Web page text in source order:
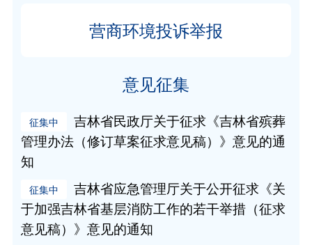
营商环境投诉举报
意见征集
吉林省民政厅关于征求《吉林省殡葬
管理办法（修订草案征求意见稿）》意见的通
知
吉林省应急管理厅关于公开征求《关
于加强吉林省基层消防工作的若干举措（征求
意见稿）》意见的通知